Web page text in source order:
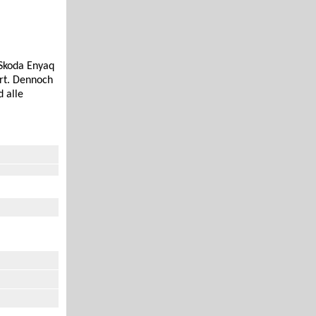
Enyaq
Dennoch
alle